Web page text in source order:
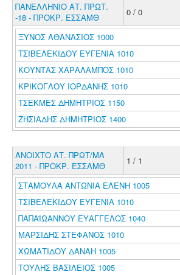
ΠΑΝΕΛΛΗΝΙΟ ΑΤ. ΠΡΩΤ.
-18 - ΠΡΟΚΡ. ΕΣΣΑΜΘ
0 / 0
ΞΥΝΟΣ ΑΘΑΝΑΣΙΟΣ 1000
ΤΣΙΒΕΛΕΚΙΔΟΥ ΕΥΓΕΝΙΑ 1010
ΚΟΥΝΤΑΣ ΧΑΡΑΛΑΜΠΟΣ 1010
ΚΡΙΚΟΓΛΟΥ ΙΟΡΔΑΝΗΣ 1010
ΤΣΕΚΜΕΣ ΔΗΜΗΤΡΙΟΣ 1150
ΖΗΣΙΑΔΗΣ ΔΗΜΗΤΡΙΟΣ 1400
ΑΝΟΙΧΤΟ ΑΤ. ΠΡΩΤ/ΜΑ
2011 - ΠΡΟΚΡ. ΕΣΣΑΜΘ
1 / 1
ΣΤΑΜΟΥΛΑ ΑΝΤΩΝΙΑ ΕΛΕΝΗ 1005
ΤΣΙΒΕΛΕΚΙΔΟΥ ΕΥΓΕΝΙΑ 1010
ΠΑΠΑΪΩΑΝΝΟΥ ΕΥΑΓΓΕΛΟΣ 1040
ΜΑΡΣΙΔΗΣ ΣΤΕΦΑΝΟΣ 1010
ΧΩΜΑΤΙΔΟΥ ΔΑΝΑΗ 1005
ΤΟΥΛΗΣ ΒΑΣΙΛΕΙΟΣ 1005